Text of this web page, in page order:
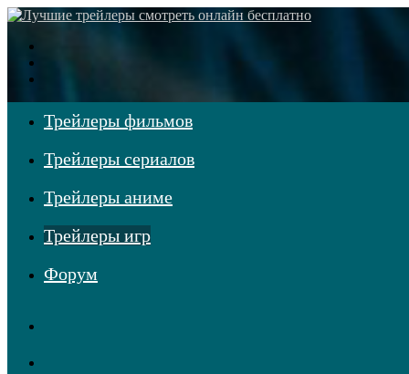
Трейлеры фильмов
Трейлеры сериалов
Трейлеры аниме
Трейлеры игр
Форум